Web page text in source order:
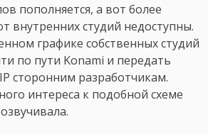
пополняется, а вот более
внутренних студий недоступны.
графике собственных студий
по пути Konami и передать
сторонним разработчикам.
интереса к подобной схеме